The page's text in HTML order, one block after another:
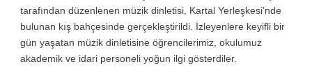
tarafından düzenlenen müzik dinletisi, Kartal Yerleşkesi’nde
bulunan kış bahçesinde gerçekleştirildi. İzleyenlere keyifli bir
gün yaşatan müzik dinletisine öğrencilerimiz, okulumuz
akademik ve idari personeli yoğun ilgi gösterdiler.